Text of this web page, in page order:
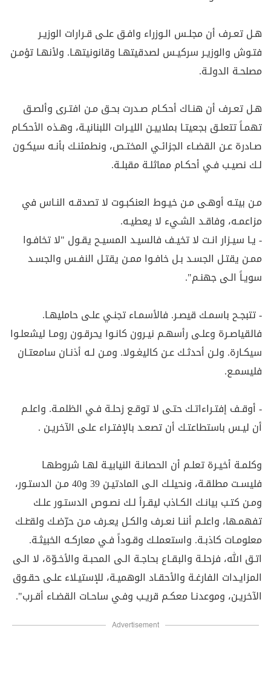
هـل تعـرف أن مجلـس الـوزراء وافـق علـى قـرارات الوزيـر
فتـوش والوزيـر سركيـس لصدقيتهـا وقانونيتهـا. ولأنهـا تؤمـن
مصلحـة الدولـة.
هـل تعـرف أن هنـاك أحكـام صـدرت بحـق مـن افتـرى وألصـق
تهمـاً تتعلـق بجعيتـا بملاييـن الليـرات اللبنانيـة، وهـذه الأحكـام
صـادرة عـن القضـاء الجزائـي المختـص، ونطمئنـك بأنـه سيكـون
لـك نصيـب فـي أحكـام مماثلـة مقبلـة.
مـن بيتـه أوهـى مـن خيـوط العنكبـوت لا تصدقـه النـاس في
مزاعمـه، وفاقـد الشـيء لا يعطيـه.
- يـا سيـزار انـت لا تخيـف فالسيـد المسيـح يقـول "لا تخافـوا
ممـن يقتـل الجسـد بـل خافـوا ممـن يقتـل النفـس والجسـد
سويـاً الـى جهنـم".
- تتبجـح باسمـك قيصـر. فالأسمـاء تجنـي علـى حامليهـا.
فالقياصـرة وعلـى رأسهـم نيـرون كانـوا يحرقـون رومـا ليشعلـوا
سيكـارة. ولـن أحدثـك عـن كاليغـولا. ومـن لـه أذنـان سامعتـان
فليسمـع.
- أوقـف إفتـراءاتـك حتـى لا توقـع زحلـة فـي الظلمـة. واعلـم
أن ليـس باستطاعتـك أن تصعـد بالإفتـراء علـى الآخريـن .
وكلمـة أخيـرة تعلـم أن الحصانـة النيابيـة لهـا شروطهـا
فليسـت مطلقـة، ونحيلـك الـى المادتيـن 39 و40 مـن الدستـور،
ومـن كتـب بيانـك الكـاذب ليقـرأ لـك نصـوص الدستـور علـك
تفهمـها، واعلـم أننـا نعـرف والكـل يعـرف مـن حرّضـك ولقـّنـك
معلومـات كاذبـة. واستعملـك وقـوداً فـي معاركـه الخبيثـة.
اتـق الله، فزحلـة والبقـاع بحاجـة الـى المحبـة والأخـوّة، لا الـى
المزايـدات الفارغـة والأحقـاد الوهميـة، للإستيـلاء علـى حقـوق
الآخريـن، وموعدنـا معكـم قريـب وفـي ساحـات القضـاء أقـرب".
Advertisement